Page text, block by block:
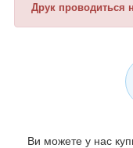
Друк проводиться
Ви можете у нас